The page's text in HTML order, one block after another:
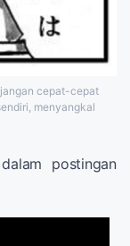
cepat-cepat
menyangkal
postingan